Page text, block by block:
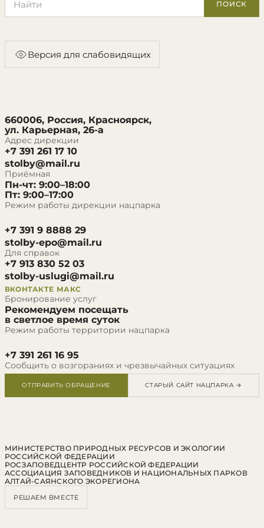
ПОИСК
Версия для слабовидящих
660006, Россия, Красноярск,
ул. Карьерная, 26-а
Адрес дирекции
+7 391 261 17 10
stolby@mail.ru
Приёмная
Пн-чт: 9:00–18:00
Пт: 9:00–17:00
Режим работы дирекции нацпарка
+7 391 9 8888 29
stolby-epo@mail.ru
Для справок
+7 913 830 52 03
stolby-uslugi@mail.ru
ВКОНТАКТЕ МАКС
Бронирование услуг
Рекомендуем посещать
в светлое время суток
Режим работы территории нацпарка
+7 391 261 16 95
Сообщить о возгораниях и чрезвычайных ситуациях
ОТПРАВИТЬ ОБРАЩЕНИЕ СТАРЫЙ САЙТ НАЦПАРКА →
МИНИСТЕРСТВО ПРИРОДНЫХ РЕСУРСОВ И ЭКОЛОГИИ
РОССИЙСКОЙ ФЕДЕРАЦИИ
РОСЗАПОВЕДЦЕНТР РОССИЙСКОЙ ФЕДЕРАЦИИ
АССОЦИАЦИЯ ЗАПОВЕДНИКОВ И НАЦИОНАЛЬНЫХ ПАРКОВ
АЛТАЙ-САЯНСКОГО ЭКОРЕГИОНА
РЕШАЕМ ВМЕСТЕ